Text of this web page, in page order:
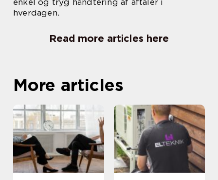
hverdagen.
Read more articles here
More articles